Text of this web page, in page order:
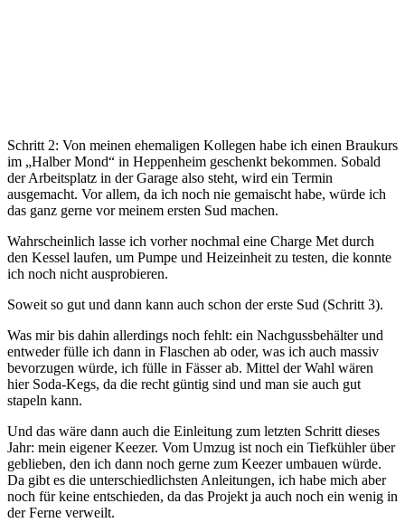
Schritt 2: Von meinen ehemaligen Kollegen habe ich einen Braukurs
im „Halber Mond“ in Heppenheim geschenkt bekommen. Sobald
der Arbeitsplatz in der Garage also steht, wird ein Termin
ausgemacht. Vor allem, da ich noch nie gemaischt habe, würde ich
das ganz gerne vor meinem ersten Sud machen.
Wahrscheinlich lasse ich vorher nochmal eine Charge Met durch
den Kessel laufen, um Pumpe und Heizeinheit zu testen, die konnte
ich noch nicht ausprobieren.
Soweit so gut und dann kann auch schon der erste Sud (Schritt 3).
Was mir bis dahin allerdings noch fehlt: ein Nachgussbehälter und
entweder fülle ich dann in Flaschen ab oder, was ich auch massiv
bevorzugen würde, ich fülle in Fässer ab. Mittel der Wahl wären
hier Soda-Kegs, da die recht güntig sind und man sie auch gut
stapeln kann.
Und das wäre dann auch die Einleitung zum letzten Schritt dieses
Jahr: mein eigener Keezer. Vom Umzug ist noch ein Tiefkühler über
geblieben, den ich dann noch gerne zum Keezer umbauen würde.
Da gibt es die unterschiedlichsten Anleitungen, ich habe mich aber
noch für keine entschieden, da das Projekt ja auch noch ein wenig in
der Ferne verweilt.